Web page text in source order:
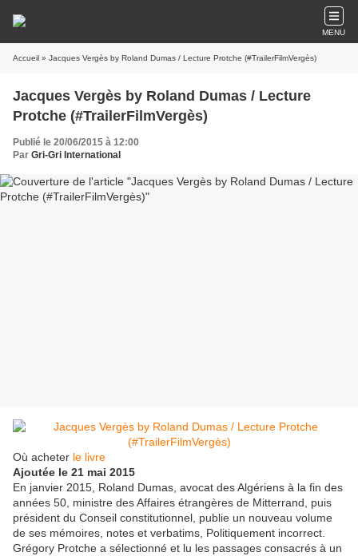
MENU
Accueil » Jacques Vergès by Roland Dumas / Lecture Protche (#TrailerFilmVergès)
Jacques Vergès by Roland Dumas / Lecture
Protche (#TrailerFilmVergès)
Publié le 20/06/2015 à 12:00
Par Gri-Gri International
Où acheter le livre
Ajoutée le 21 mai 2015
En janvier 2015, Roland Dumas, avocat des Algériens à la fin des
années 50, ministre des Affaires étrangères de Mitterrand, puis
président du Conseil constitutionnel, publie un nouveau volume
de ses mémoires, notes et verbatims, Politiquement incorrect.
Grégory Protche a sélectionné et lu les passages consacrés à un